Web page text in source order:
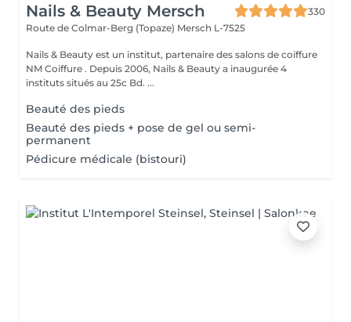
Nails & Beauty Mersch
330
Route de Colmar-Berg (Topaze) Mersch L-7525
Nails & Beauty est un institut, partenaire des salons de coiffure
NM Coiffure . Depuis 2006, Nails & Beauty a inaugurée 4
instituts situés au 25c Bd. ...
Beauté des pieds
Beauté des pieds + pose de gel ou semi-
permanent
Pédicure médicale (bistouri)